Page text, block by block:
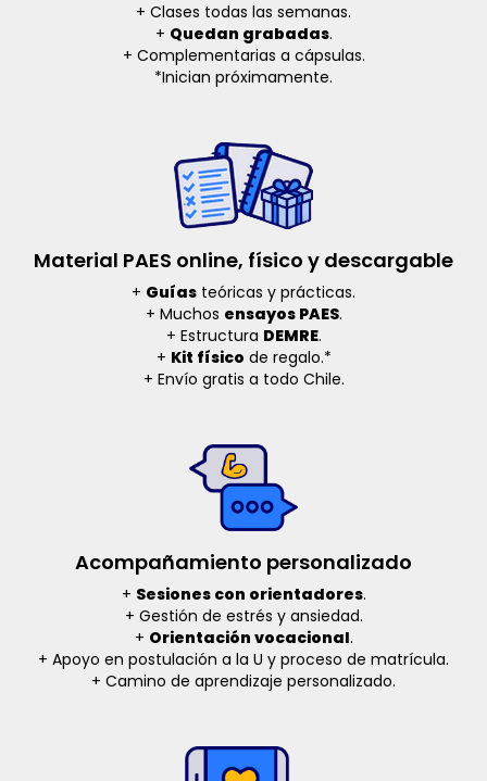
+ Clases todas las semanas.
+ Quedan grabadas.
+ Complementarias a cápsulas.
*Inician próximamente.
Material PAES online, físico y descargable
+ Guías teóricas y prácticas.
+ Muchos ensayos PAES.
+ Estructura DEMRE.
+ Kit físico de regalo.*
+ Envío gratis a todo Chile.
Acompañamiento personalizado
+ Sesiones con orientadores.
+ Gestión de estrés y ansiedad.
+ Orientación vocacional.
+ Apoyo en postulación a la U y proceso de matrícula.
+ Camino de aprendizaje personalizado.